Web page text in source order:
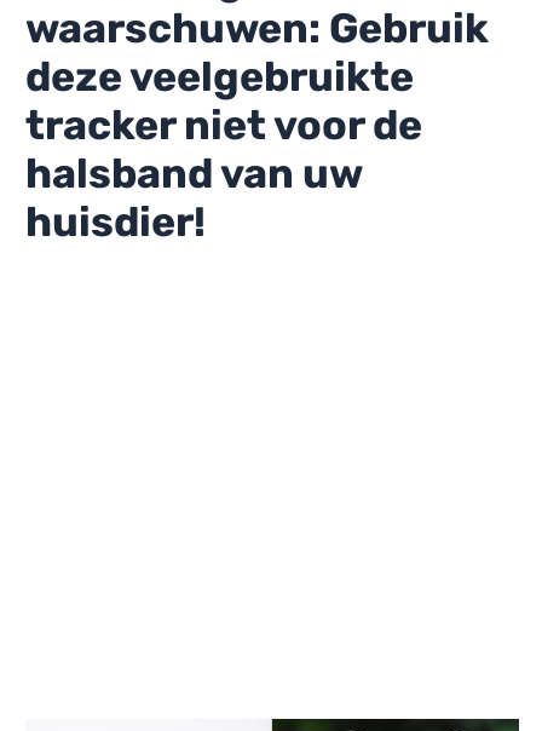
waarschuwen: Gebruik
deze veelgebruikte
tracker niet voor de
halsband van uw
huisdier!